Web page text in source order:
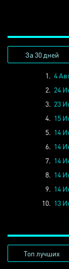
За 30 дней
1. 4
2. 24
3. 23
4. 15
5. 14
6. 14
7. 14
8. 14
9. 14
10. 13
Топ лучших